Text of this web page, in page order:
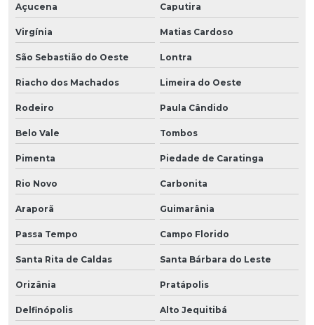
Açucena Caputira
Virgínia Matias Cardoso
São Sebastião do Oeste Lontra
Riacho dos Machados Limeira do Oeste
Rodeiro Paula Cândido
Belo Vale Tombos
Pimenta Piedade de Caratinga
Rio Novo Carbonita
Araporã Guimarânia
Passa Tempo Campo Florido
Santa Rita de Caldas Santa Bárbara do Leste
Orizânia Pratápolis
Delfinópolis Alto Jequitibá